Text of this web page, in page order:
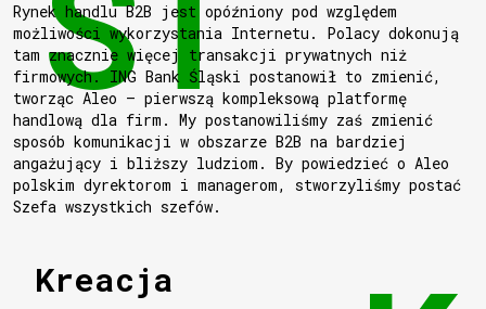
Rynek handlu B2B jest opóźniony pod względem
możliwości wykorzystania Internetu. Polacy dokonują
tam znacznie więcej transakcji prywatnych niż
firmowych. ING Bank Śląski postanowił to zmienić,
tworząc Aleo – pierwszą kompleksową platformę
handlową dla firm. My postanowiliśmy zaś zmienić
sposób komunikacji w obszarze B2B na bardziej
angażujący i bliższy ludziom. By powiedzieć o Aleo
polskim dyrektorom i managerom, stworzyliśmy postać
Szefa wszystkich szefów.
Kreacja